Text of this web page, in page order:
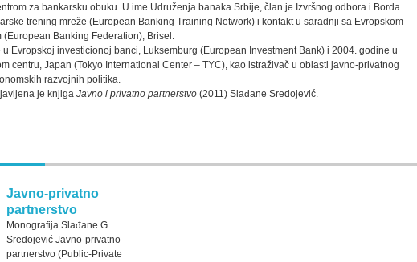
za bankarsku obuku. U ime Udruženja banaka Srbije, član je Izvršnog odbora i Borda
trening mreže (European Banking Training Network) i kontakt u saradnji sa Evropskom
(European Banking Federation), Brisel.
Evropskoj investicionoj banci, Luksemburg (European Investment Bank) i 2004. godine u
centru, Japan (Tokyo International Center – TYC), kao istraživač u oblasti javno-privatnog
razvojnih politika.
je knjiga Javno i privatno partnerstvo (2011) Slađane Sredojević.
Javno-privatno
partnerstvo
Monografija Slađane G.
Sredojević Javno-privatno
partnerstvo (Public-Private